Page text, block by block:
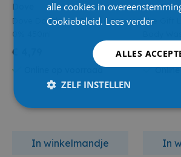
Dove
Dove Douchegel Fresh Care
0% 450ml
€ 4,79
Online op voorraad
In winkelmandje
The Gift
The Gift
€ 13,99
Online
In
alle cookies in
Cookiebeleid. Lees verder
ALLES
ZELF INSTELLEN